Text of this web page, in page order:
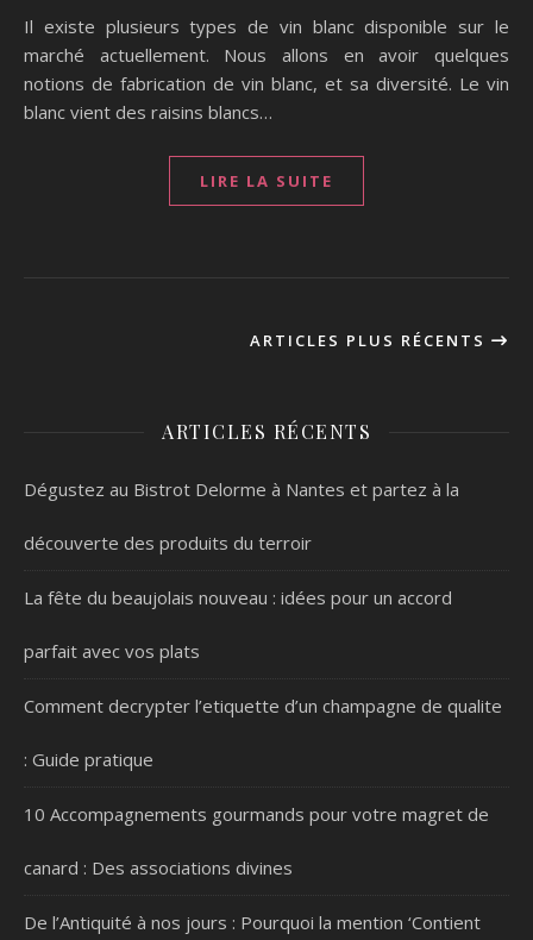
Il existe plusieurs types de vin blanc disponible sur le
marché actuellement. Nous allons en avoir quelques
notions de fabrication de vin blanc, et sa diversité. Le vin
blanc vient des raisins blancs…
LIRE LA SUITE
ARTICLES PLUS RÉCENTS
ARTICLES RÉCENTS
Dégustez au Bistrot Delorme à Nantes et partez à la
découverte des produits du terroir
La fête du beaujolais nouveau : idées pour un accord
parfait avec vos plats
Comment decrypter l’etiquette d’un champagne de qualite
: Guide pratique
10 Accompagnements gourmands pour votre magret de
canard : Des associations divines
De l’Antiquité à nos jours : Pourquoi la mention ‘Contient